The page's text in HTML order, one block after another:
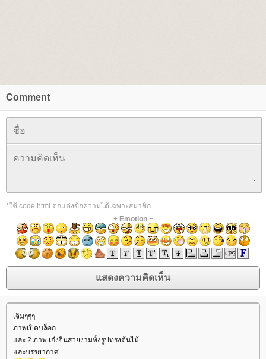
Comment
*ใช้ code html ตกแต่งข้อความได้เฉพาะสมาชิก
+ Emotion+
เจิมๆๆๆ
ภาพเปิดบล็อก
ละ 2 ภาพ เก๋งจีนสวยงามทั้งรูปทรงต้นไม้
ละบรรยากาศ